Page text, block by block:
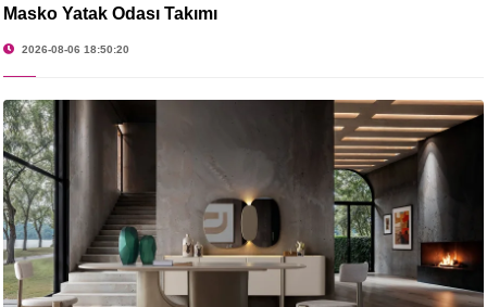
Masko Yatak Odası Takımı
2026-08-06 18:50:20